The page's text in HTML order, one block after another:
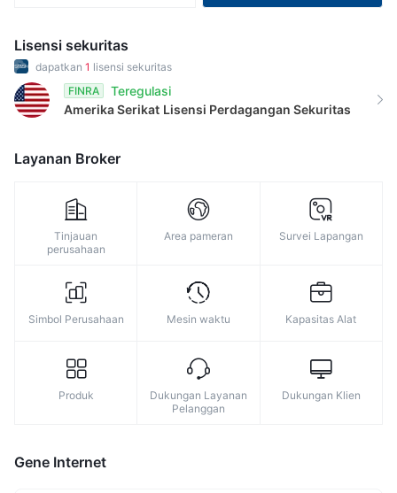
4
5
6
8
9
Lisensi sekuritas
dapatkan 1 lisensi sekuritas
FINRA
Teregulasi
Amerika Serikat Lisensi Perdagangan Sekuritas
Layanan Broker
Tinjauan
perusahaan
Area pameran Survei Lapangan
Simbol Perusahaan Mesin waktu Kapasitas Alat
Produk
Dukungan Layanan
Pelanggan
Dukungan Klien
Gene Internet